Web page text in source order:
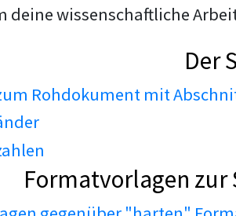
deine wissenschaftliche
Der
Rohdokument mit
Formatvorlagen